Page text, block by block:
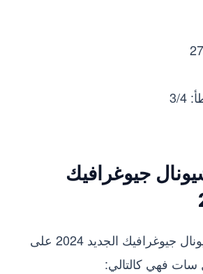
4
جيوغرافيك
وعن تردد قناة ناشيونال جيوغرافيك الجديد 2024 على
سات فهي كالتالي: